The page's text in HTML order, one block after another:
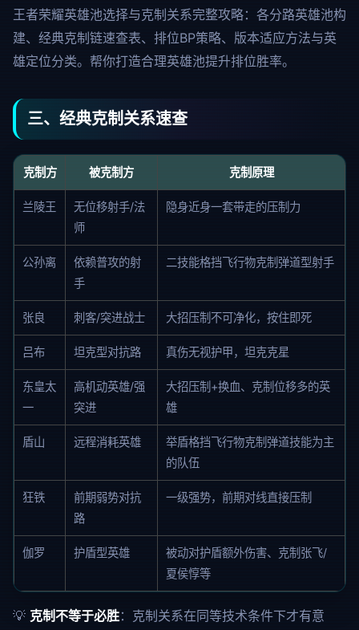
王者荣耀英雄池选择与克制关系完整攻略：各分路英雄池构
建、经典克制链速查表、排位BP策略、版本适应方法与英
雄定位分类。帮你打造合理英雄池提升排位胜率。
三、经典克制关系速查
克制方 被克制方 克制原理
兰陵王
无位移射手/法
师
隐身近身一套带走的压制力
公孙离
依赖普攻的射
手
二技能格挡飞行物克制弹道型射手
张良 刺客/突进战士 大招压制不可净化，按住即死
吕布 坦克型对抗路 真伤无视护甲，坦克克星
东皇太
一
高机动英雄/强
突进
大招压制+换血、克制位移多的英
雄
盾山 远程消耗英雄
举盾格挡飞行物克制弹道技能为主
的队伍
狂铁
前期弱势对抗
路
一级强势，前期对线直接压制
伽罗 护盾型英雄
被动对护盾额外伤害、克制张飞/
夏侯惇等
💡 克制不等于必胜：克制关系在同等技术条件下才有意